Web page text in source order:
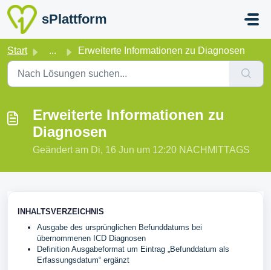
Zum hauptsächlichen Inhalt gehen
sPlattform
Start ... Erweiterte Informationen zu Diagnosen
Erweiterte Informationen zu
Diagnosen
Geändert am Di, 16 Jun um 12:20 NACHMITTAGS
INHALTSVERZEICHNIS
Ausgabe des ursprünglichen Befunddatums bei
übernommenen ICD Diagnosen
Definition Ausgabeformat um Eintrag „Befunddatum als
Erfassungsdatum“ ergänzt